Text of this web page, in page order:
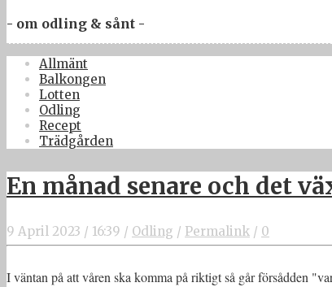
- om odling & sånt -
Allmänt
Balkongen
Lotten
Odling
Recept
Trädgården
En månad senare och det
9 April 2023 / 16:39 / Odling / Permalink / 0
I väntan på att våren ska komma på riktigt så går försådden